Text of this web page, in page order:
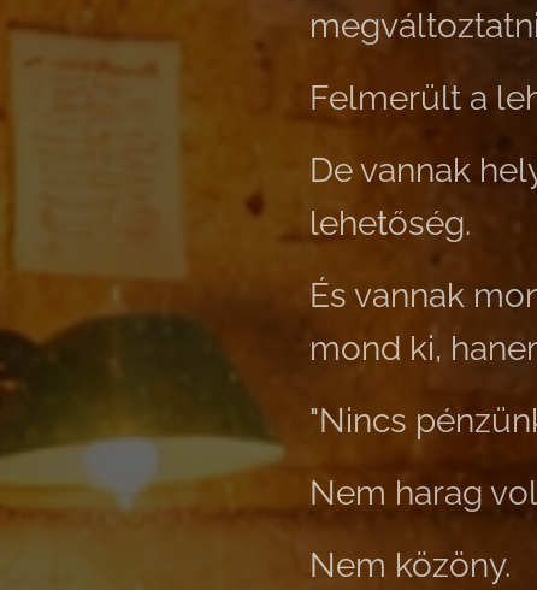
Felmerült a
De vannak
lehetőség.
És vannak
mond ki,
"Nincs
Nem harag
Nem közöny.